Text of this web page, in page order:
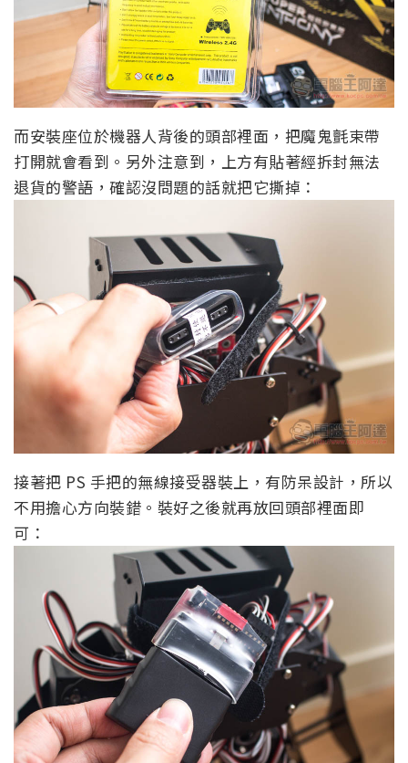
而安裝座位於機器人背後的頭部裡面，把魔鬼氈束帶
打開就會看到。另外注意到，上方有貼著經拆封無法
退貨的警語，確認沒問題的話就把它撕掉：
接著把 PS 手把的無線接受器裝上，有防呆設計，所以
不用擔心方向裝錯。裝好之後就再放回頭部裡面即
可：